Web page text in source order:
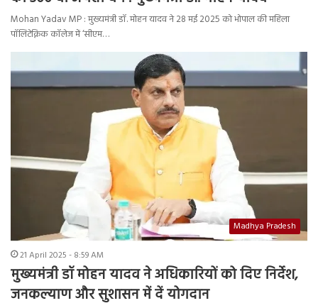
Mohan Yadav MP : मुख्यमंत्री डॉ. मोहन यादव ने 28 मई 2025 को भोपाल की महिला
पॉलिटेक्निक कॉलेज में ‘सीएम…
Madhya Pradesh
21 April 2025 - 8:59 AM
मुख्यमंत्री डॉ मोहन यादव ने अधिकारियों को दिए निर्देश,
जनकल्याण और सुशासन में दें योगदान